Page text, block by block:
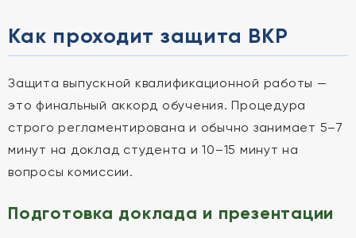
Как проходит защита ВКР
Защита выпускной квалификационной работы —
это финальный аккорд обучения. Процедура
строго регламентирована и обычно занимает 5–7
минут на доклад студента и 10–15 минут на
вопросы комиссии.
Подготовка доклада и презентации